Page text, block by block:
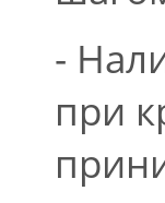
-
при